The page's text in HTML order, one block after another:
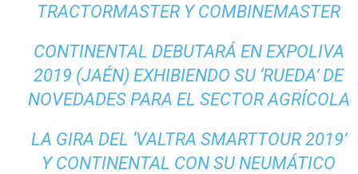
TRACTORMASTER Y COMBINEMASTER
CONTINENTAL DEBUTARÁ EN EXPOLIVA
2019 (JAÉN) EXHIBIENDO SU ‘RUEDA’ DE
NOVEDADES PARA EL SECTOR AGRÍCOLA
LA GIRA DEL ‘VALTRA SMARTTOUR 2019’
Y CONTINENTAL CON SU NEUMÁTICO